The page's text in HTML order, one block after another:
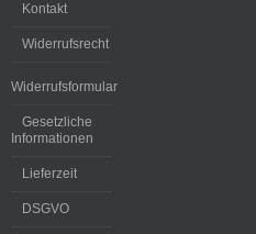
Kontakt
Widerrufsrecht
Widerrufsformular
Gesetzliche
Informationen
Lieferzeit
DSGVO